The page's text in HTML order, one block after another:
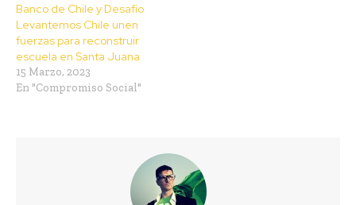
Banco de Chile y Desafío
Levantemos Chile unen
fuerzas para reconstruir
escuela en Santa Juana
15 Marzo, 2023
En "Compromiso Social"